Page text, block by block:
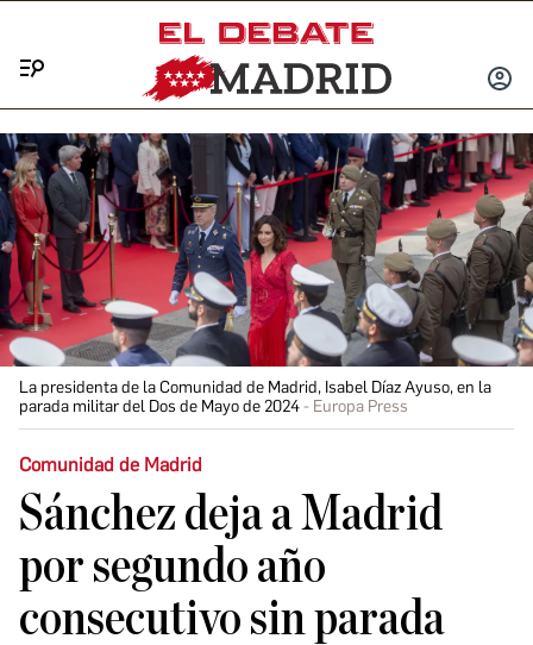
INICIAR
La presidenta de la Comunidad de Madrid, Isabel Díaz Ayuso, en la
parada militar del Dos de Mayo de 2024
Europa Press
Comunidad de Madrid
Sánchez deja a Madrid
por segundo año
consecutivo sin parada